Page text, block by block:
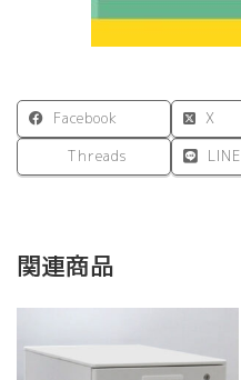
付
き
RFFLD-
1045WH-
Facebook X
Threads
LINE
関連商品